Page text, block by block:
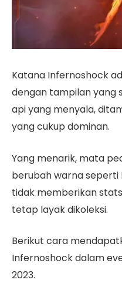
Katana Infernoshock
dengan tampilan yang
api yang menyala,
yang cukup dominan.
Yang menarik, mata
berubah warna seperti
tidak memberikan
tetap layak dikoleksi.
Berikut cara
Infernoshock dalam
2023.